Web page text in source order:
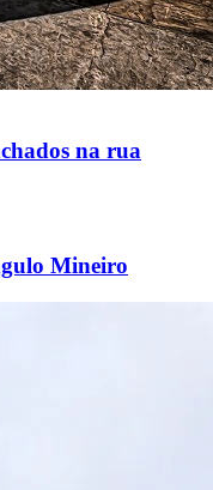
na rua
Mineiro